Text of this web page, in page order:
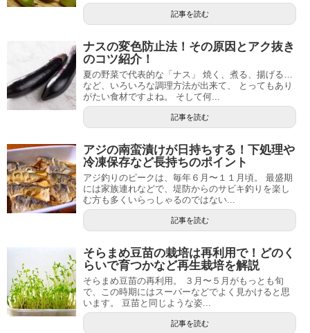
記事を読む
ナスの変色防止法！その原因とアク抜き
のコツ紹介！
夏の野菜で代表的な「ナス」 焼く、煮る、揚げる…
など、いろいろな調理方法が出来て、 とってもあり
がたい食材ですよね。 そして何...
記事を読む
アジの南蛮漬けが日持ちする！下処理や
冷凍保存など長持ちのポイント
アジ釣りのピークは、毎年６月〜１１月頃。 最盛期
には家族連れなどで、堤防からのサビキ釣りを楽し
む方も多くいらっしゃるのではない...
記事を読む
そらまめ豆苗の栽培は再利用で！どのく
らいで育つかなど再生栽培を解説
そらまめ豆苗の再利用。 ３月〜５月がもっとも旬
で、この時期にはスーパーなどでよく見かけると思
います。 豆苗と同じような姿...
記事を読む